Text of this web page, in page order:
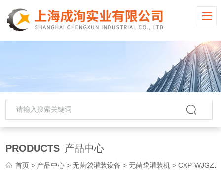
PRODUCTS 产品中心
首页 > 产品中心 >无菌袋灌装设备 >无菌袋灌装机 > CXP-WJGZ无菌灌装机